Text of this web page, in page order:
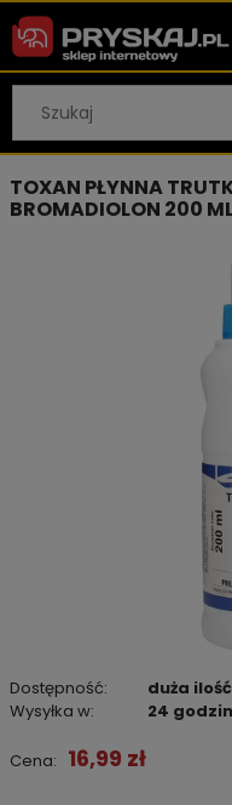
TOXAN PŁYNNA
BROMADIOLON 200
Dostępność:
duża ilość
Wysyłka w:
24
Cena: 16,99 zł